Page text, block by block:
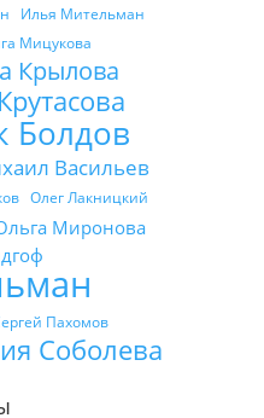
Илья Мительман
Мицукова
Крылова
Болдов
Васильев
Олег Лакницкий
Миронова
Пахомов
Соболева